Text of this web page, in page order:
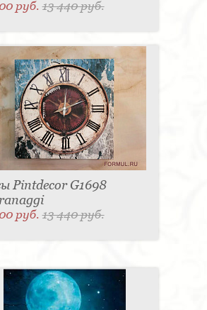
руб.13 440 руб.
Pintdecor G1698
руб.13 440 руб.